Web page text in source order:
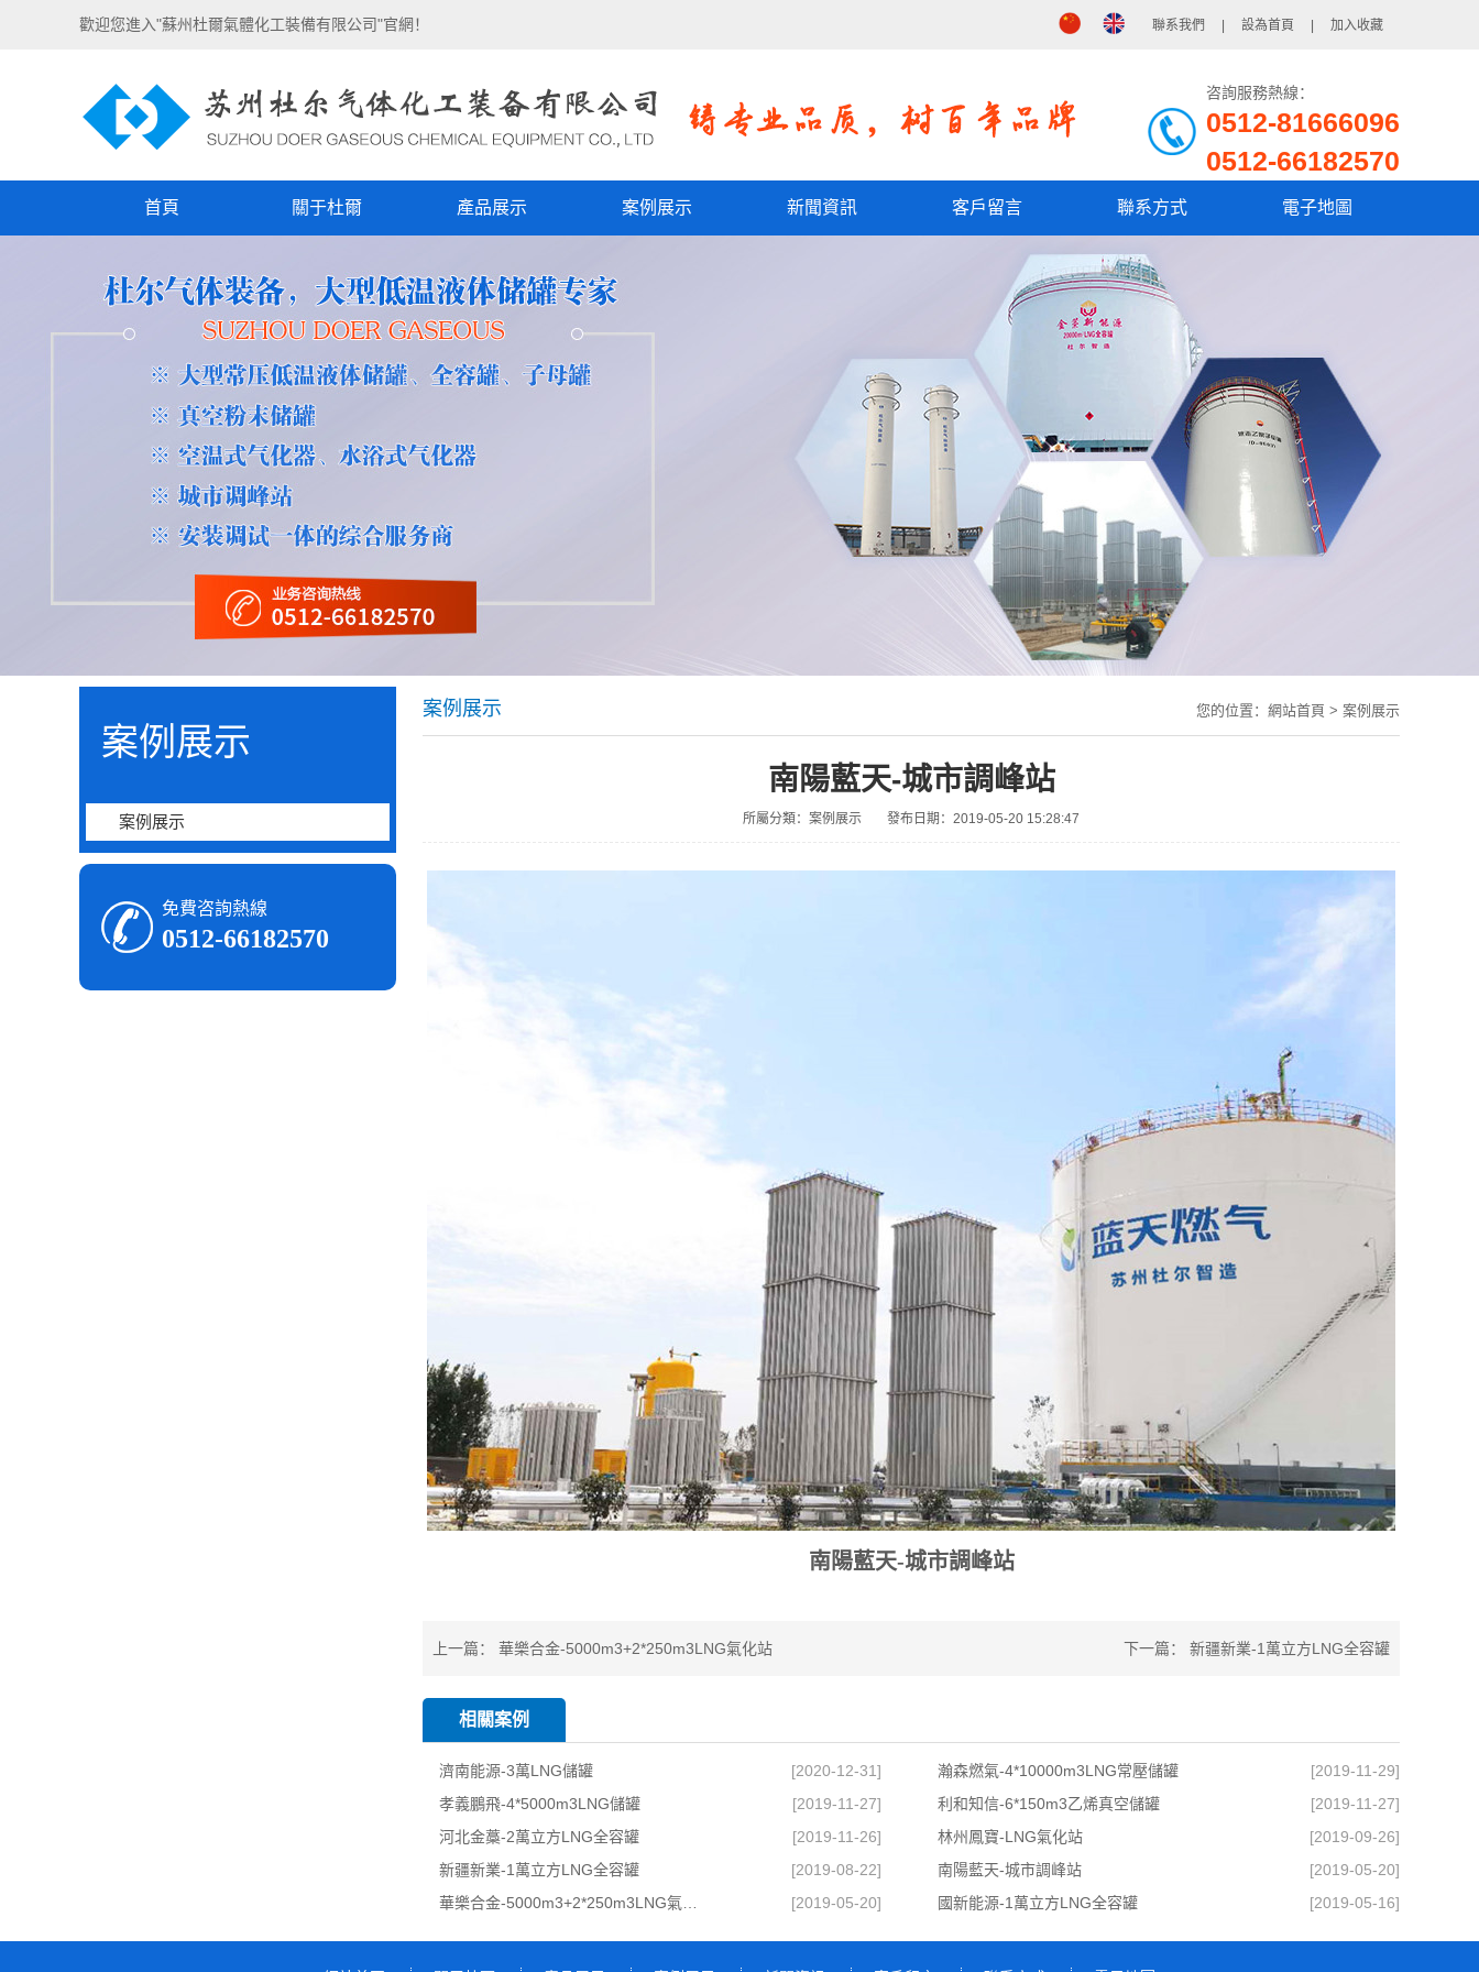
歡迎您進入"蘇州杜爾氣體化工裝備有限公司"官網！ 聯系我們 設為首頁 加入收藏
咨詢服務熱線：
0512-81666096
0512-66182570
首頁 關于杜爾 產品展示 案例展示 新聞資訊 客戶留言 聯系方式 電子地圖
案例展示
案例展示
免費咨詢熱線
0512-66182570
案例展示 您的位置： 網站首頁 > 案例展示
南陽藍天-城市調峰站
所屬分類：案例展示 發布日期：2019-05-20 15:28:47
南陽藍天-城市調峰站
上一篇： 華樂合金-5000m3+2*250m3LNG氣化站 下一篇：新疆新業-1萬立方LNG全容罐
相關案例
濟南能源-3萬LNG儲罐 [2020-12-31] 瀚森燃氣-4*10000m3LNG常壓儲罐
[2019-11-29]
孝義鵬飛-4*5000m3LNG儲罐
[2019-11-27] 利和知信-6*150m3乙烯真空儲罐
[2019-11-27]
河北金藁-2萬立方LNG全容罐
[2019-11-26] 林州鳳寶-LNG氣化站
[2019-09-26]
新疆新業-1萬立方LNG全容罐
[2019-08-22] 南陽藍天-城市調峰站
[2019-05-20]
[2019-05-20] 國新能源-1萬立方LNG全容罐 [2019-05-16]